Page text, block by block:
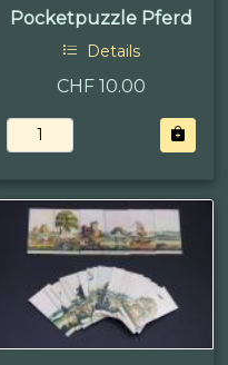
Pocketpuzzle Pferd
Details
CHF 10.00